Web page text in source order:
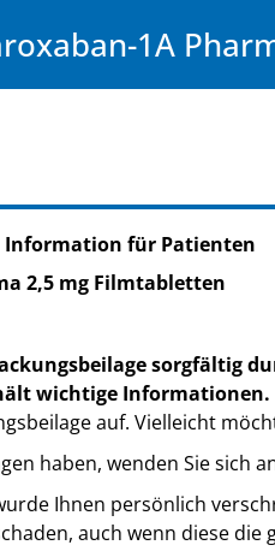
1A
für Patienten
2,5 mg Filmtabletten
sorgfältig
wichtige Informationen.
auf. Vielleicht
haben, wenden Sie sich
Ihnen persönlich
auch wenn diese die